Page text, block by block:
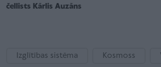
čellists Kārlis Auzāns
Izglītības sistēma Kosmoss